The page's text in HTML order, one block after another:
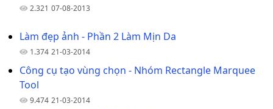
2.321 07-08-2013
Làm đẹp ảnh - Phần 2 Làm Mịn Da
1.374 21-03-2014
Công cụ tạo vùng chọn - Nhóm Rectangle Marquee
Tool
9.474 21-03-2014